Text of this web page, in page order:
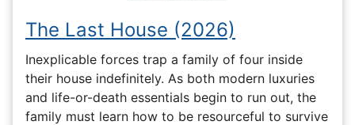
The Last House (2026)
Inexplicable forces trap a family of four inside
their house indefinitely. As both modern luxuries
and life-or-death essentials begin to run out, the
family must learn how to be resourceful to survive